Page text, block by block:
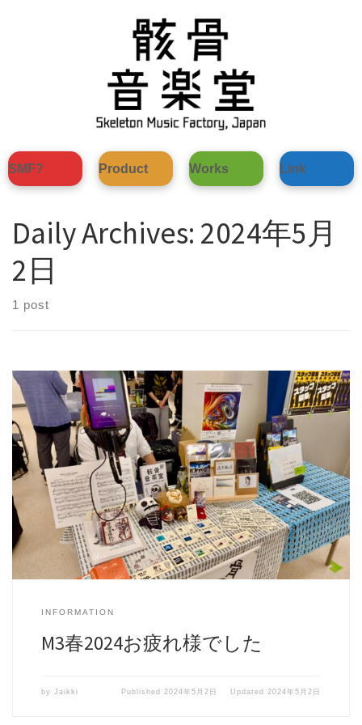
SMF? Product Works Link
Daily Archives: 2024年5月
2日
1 post
[…]
INFORMATION
M3春2024お疲れ様でした
by Jaikki Published2024年5月2日 Updated2024年5月2日